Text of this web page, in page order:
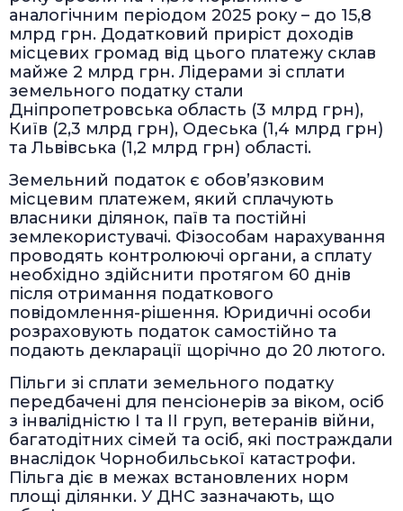
аналогічним періодом 2025 року – до 15,8
млрд грн. Додатковий приріст доходів
місцевих громад від цього платежу склав
майже 2 млрд грн. Лідерами зі сплати
земельного податку стали
Дніпропетровська область (3 млрд грн),
Київ (2,3 млрд грн), Одеська (1,4 млрд грн)
та Львівська (1,2 млрд грн) області.
Земельний податок є обов’язковим
місцевим платежем, який сплачують
власники ділянок, паїв та постійні
землекористувачі. Фізособам нарахування
проводять контролюючі органи, а сплату
необхідно здійснити протягом 60 днів
після отримання податкового
повідомлення-рішення. Юридичні особи
розраховують податок самостійно та
подають декларації щорічно до 20 лютого.
Пільги зі сплати земельного податку
передбачені для пенсіонерів за віком, осіб
з інвалідністю I та II груп, ветеранів війни,
багатодітних сімей та осіб, які постраждали
внаслідок Чорнобильської катастрофи.
Пільга діє в межах встановлених норм
площі ділянки. У ДНС зазначають, що